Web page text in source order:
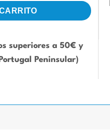
superiores a 50€ y
Peninsular)